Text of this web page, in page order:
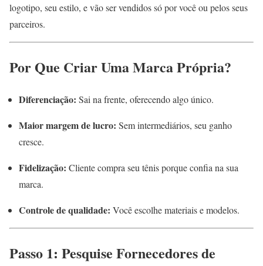
logotipo, seu estilo, e vão ser vendidos só por você ou pelos seus
parceiros.
Por Que Criar Uma Marca Própria?
Diferenciação: Sai na frente, oferecendo algo único.
Maior margem de lucro: Sem intermediários, seu ganho
cresce.
Fidelização: Cliente compra seu tênis porque confia na sua
marca.
Controle de qualidade: Você escolhe materiais e modelos.
Passo 1: Pesquise Fornecedores de